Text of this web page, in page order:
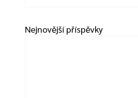
Nejnovější příspěvky